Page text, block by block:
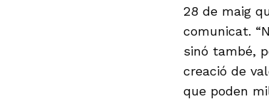
28 de maig
comunicat.
sinó també,
creació de
que poden